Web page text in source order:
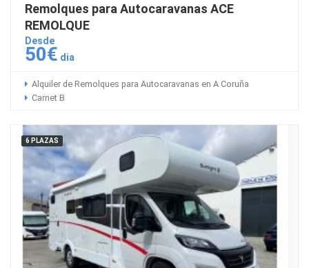
Remolques para Autocaravanas ACE
REMOLQUE
Desde
50€ dia
Alquiler de Remolques para Autocaravanas en A Coruña
Carnet B
6 PLAZAS